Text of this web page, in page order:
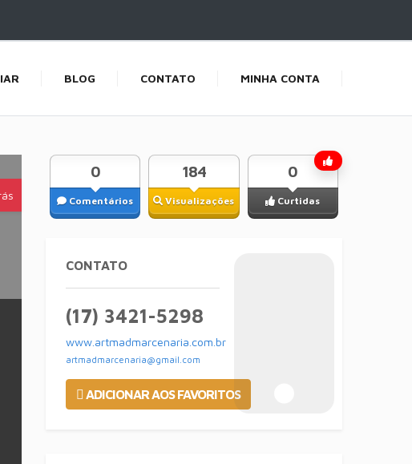
BLOG CONTATO MINHA CONTA
Comentários
0
Visualizações
184
Curtidas
0
CONTATO
(17) 3421-5298
www.artmadmarcenaria.com.br
artmadmarcenaria@gmail.com
ADICIONAR AOS FAVORITOS